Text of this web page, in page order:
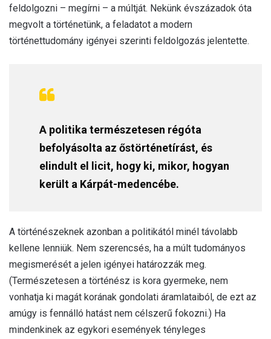
feldolgozni – megírni – a múltját. Nekünk évszázadok óta
megvolt a történetünk, a feladatot a modern
történettudomány igényei szerinti feldolgozás jelentette.
A politika természetesen régóta
befolyásolta az őstörténetírást, és
elindult el licit, hogy ki, mikor, hogyan
került a Kárpát-medencébe.
A történészeknek azonban a politikától minél távolabb
kellene lenniük. Nem szerencsés, ha a múlt tudományos
megismerését a jelen igényei határozzák meg.
(Természetesen a történész is kora gyermeke, nem
vonhatja ki magát korának gondolati áramlataiból, de ezt az
amúgy is fennálló hatást nem célszerű fokozni.) Ha
mindenkinek az egykori események tényleges